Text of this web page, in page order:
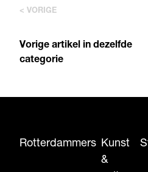
< VORIGE
Vorige artikel in dezelfde
categorie
Rotterdammers Kunst
&